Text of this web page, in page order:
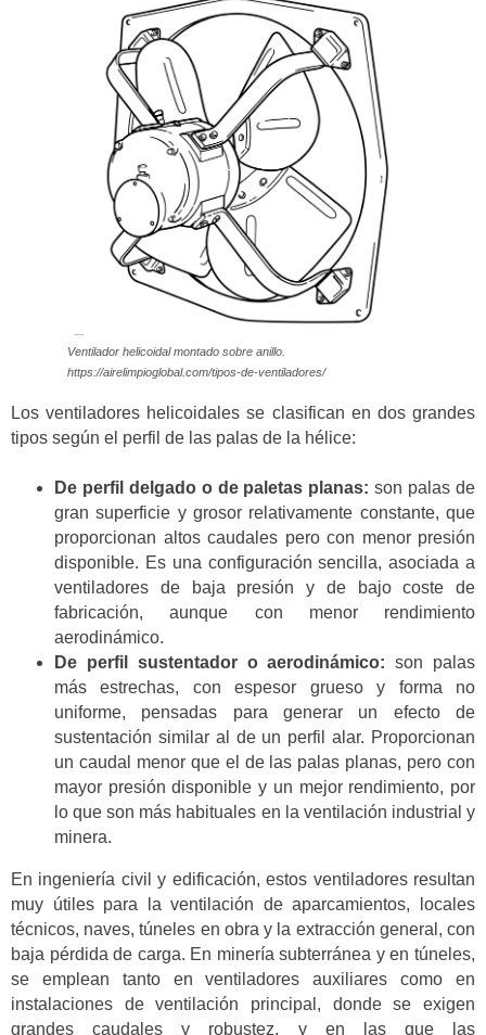
Ventilador helicoidal montado sobre anillo.
https://airelimpioglobal.com/tipos-de-ventiladores/
Los ventiladores helicoidales se clasifican en dos grandes
tipos según el perfil de las palas de la hélice:
De perfil delgado o de paletas planas:son palas de
gran superficie y grosor relativamente constante, que
proporcionan altos caudales pero con menor presión
disponible. Es una configuración sencilla, asociada a
ventiladores de baja presión y de bajo coste de
fabricación, aunque con menor rendimiento
aerodinámico.
De perfil sustentador o aerodinámico: son palas
más estrechas, con espesor grueso y forma no
uniforme, pensadas para generar un efecto de
sustentación similar al de un perfil alar. Proporcionan
un caudal menor que el de las palas planas, pero con
mayor presión disponible y un mejor rendimiento, por
lo que son más habituales en la ventilación industrial y
minera.
En ingeniería civil y edificación, estos ventiladores resultan
muy útiles para la ventilación de aparcamientos, locales
técnicos, naves, túneles en obra y la extracción general, con
baja pérdida de carga. En minería subterránea y en túneles,
se emplean tanto en ventiladores auxiliares como en
instalaciones de ventilación principal, donde se exigen
grandes caudales y robustez, y en las que las